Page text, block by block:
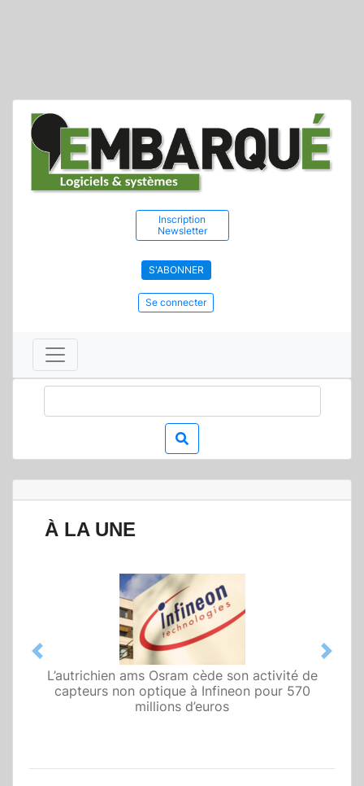
Inscription
Newsletter
S'ABONNER
Se connecter
À LA UNE
L’autrichien ams Osram cède son activité de
capteurs non optique à Infineon pour 570
millions d’euros
Previous Next